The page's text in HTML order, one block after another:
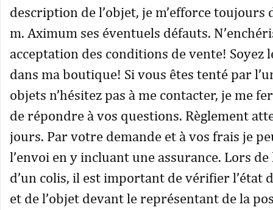
description de l’objet, je m’efforce toujours
m. Aximum ses éventuels défauts.
acceptation des conditions de vente! Soyez
dans ma boutique! Si vous êtes tenté par
objets n’hésitez pas à me contacter, je me
de répondre à vos questions. Règlement
jours. Par votre demande et à vos frais je
l’envoi en y incluant une assurance. Lors
d’un colis, il est important de vérifier l’état
et de l’objet devant le représentant de la